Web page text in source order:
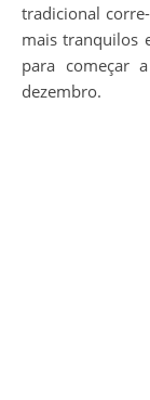
tradicional
mais tranquilos
para começar
dezembro.